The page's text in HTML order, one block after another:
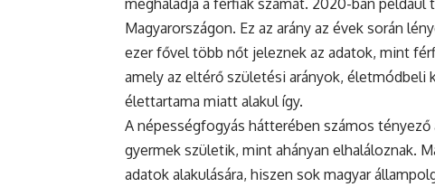
meghaladja a férfiak számát. 2020-ban
Magyarországon. Ez az arány az évek során
ezer fővel több nőt jeleznek az adatok, mint
amely az eltérő születési arányok, életmódbeli
élettartama miatt alakul így.
A népességfogyás hátterében számos
gyermek születik, mint ahányan elhaláloznak.
adatok alakulására, hiszen sok magyar